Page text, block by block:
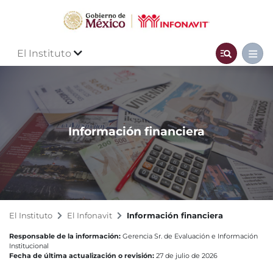
El Instituto
Información financiera
El Instituto El Infonavit Información financiera
Responsable de la información: Gerencia Sr. de Evaluación e Información
Institucional
Fecha de última actualización o revisión: 27 de julio de 2026